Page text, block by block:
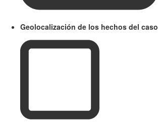
Geolocalización de los hechos del caso